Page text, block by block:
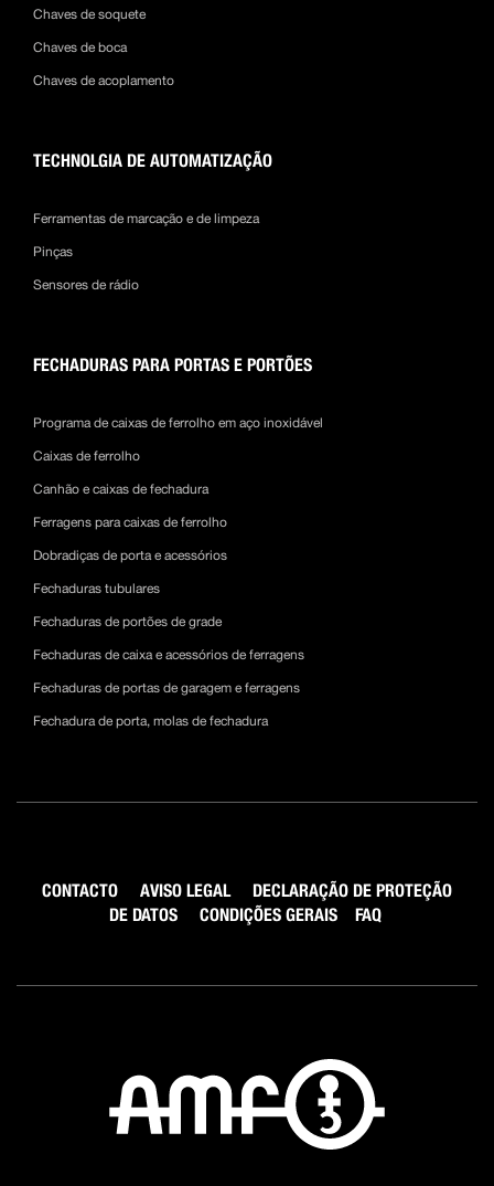
Chaves de soquete
Chaves de boca
Chaves de acoplamento
TECHNOLGIA DE AUTOMATIZAÇÃO
Ferramentas de marcação e de limpeza
Pinças
Sensores de rádio
FECHADURAS PARA PORTAS E PORTÕES
Programa de caixas de ferrolho em aço inoxidável
Caixas de ferrolho
Canhão e caixas de fechadura
Ferragens para caixas de ferrolho
Dobradiças de porta e acessórios
Fechaduras tubulares
Fechaduras de portões de grade
Fechaduras de caixa e acessórios de ferragens
Fechaduras de portas de garagem e ferragens
Fechadura de porta, molas de fechadura
CONTACTO AVISO LEGAL
DECLARAÇÃO DE PROTEÇÃO
DE DATOS
CONDIÇÕES GERAIS FAQ